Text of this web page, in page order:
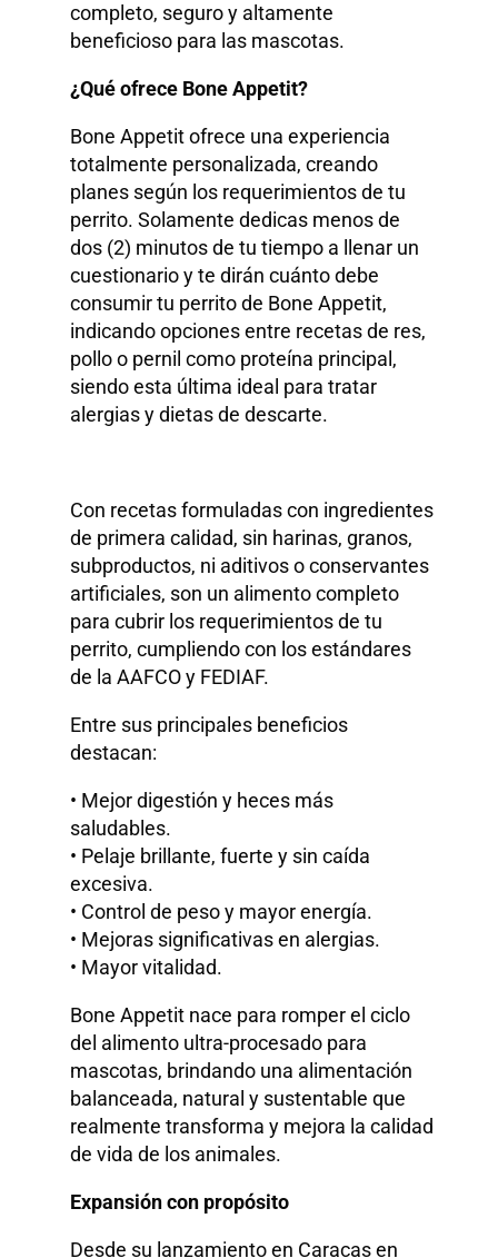
completo, seguro y altamente
beneficioso para las mascotas.
¿Qué ofrece Bone Appetit?
Bone Appetit ofrece una experiencia
totalmente personalizada, creando
planes según los requerimientos de tu
perrito. Solamente dedicas menos de
dos (2) minutos de tu tiempo a llenar un
cuestionario y te dirán cuánto debe
consumir tu perrito de Bone Appetit,
indicando opciones entre recetas de res,
pollo o pernil como proteína principal,
siendo esta última ideal para tratar
alergias y dietas de descarte.
Con recetas formuladas con ingredientes
de primera calidad, sin harinas, granos,
subproductos, ni aditivos o conservantes
artificiales, son un alimento completo
para cubrir los requerimientos de tu
perrito, cumpliendo con los estándares
de la AAFCO y FEDIAF.
Entre sus principales beneficios
destacan:
• Mejor digestión y heces más
saludables.
• Pelaje brillante, fuerte y sin caída
excesiva.
• Control de peso y mayor energía.
• Mejoras significativas en alergias.
• Mayor vitalidad.
Bone Appetit nace para romper el ciclo
del alimento ultra-procesado para
mascotas, brindando una alimentación
balanceada, natural y sustentable que
realmente transforma y mejora la calidad
de vida de los animales.
Expansión con propósito
Desde su lanzamiento en Caracas en